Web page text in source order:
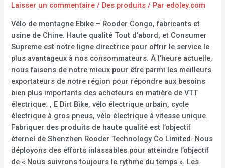
Laisser un commentaire / Des produits / Par edoley.com
Vélo de montagne Ebike – Rooder Congo, fabricants et
usine de Chine. Haute qualité Tout d’abord, et Consumer
Supreme est notre ligne directrice pour offrir le service le
plus avantageux à nos consommateurs. À l’heure actuelle,
nous faisons de notre mieux pour être parmi les meilleurs
exportateurs de notre région pour répondre aux besoins
bien plus importants des acheteurs en matière de VTT
électrique. , E Dirt Bike, vélo électrique urbain, cycle
électrique à gros pneus, vélo électrique à vitesse unique.
Fabriquer des produits de haute qualité est l’objectif
éternel de Shenzhen Rooder Technology Co Limited. Nous
déployons des efforts inlassables pour atteindre l’objectif
de « Nous suivrons toujours le rythme du temps ». Les